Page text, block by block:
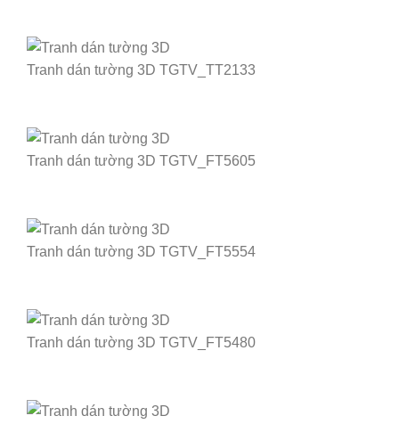
Tranh dán tường 3D TGTV_TT2133
Tranh dán tường 3D TGTV_FT5605
Tranh dán tường 3D TGTV_FT5554
Tranh dán tường 3D TGTV_FT5480